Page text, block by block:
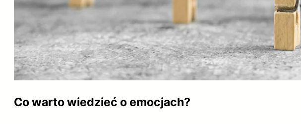
Co warto wiedzieć o emocjach?